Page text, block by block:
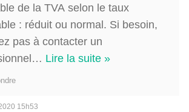
de la TVA selon le taux
: réduit ou normal. Si besoin,
pas à contacter un
… Lire la suite »
15h53